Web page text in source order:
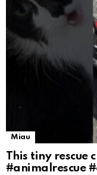
Miau
This tiny rescue
#animalrescue